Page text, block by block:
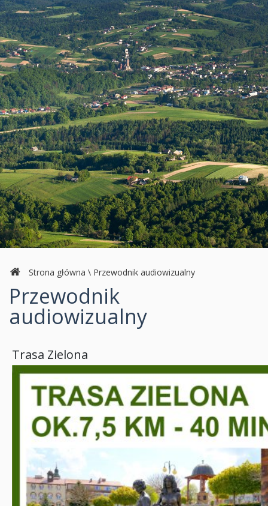
Strona główna \ Przewodnik audiowizualny
Przewodnik
audiowizualny
Trasa Zielona